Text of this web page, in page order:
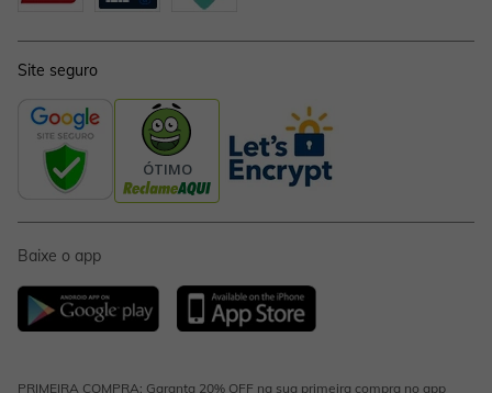
Site seguro
Baixe o app
PRIMEIRA COMPRA: Garanta 20% OFF na sua primeira compra no app